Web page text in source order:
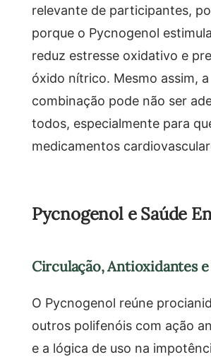
relevante de participantes,
porque o Pycnogenol
reduz estresse oxidativo e
óxido nítrico. Mesmo assim, a
combinação pode não ser
todos, especialmente para
medicamentos
Pycnogenol e Saúde
Circulação, Antioxidantes
O Pycnogenol reúne
outros polifenóis com ação
e a lógica de uso na